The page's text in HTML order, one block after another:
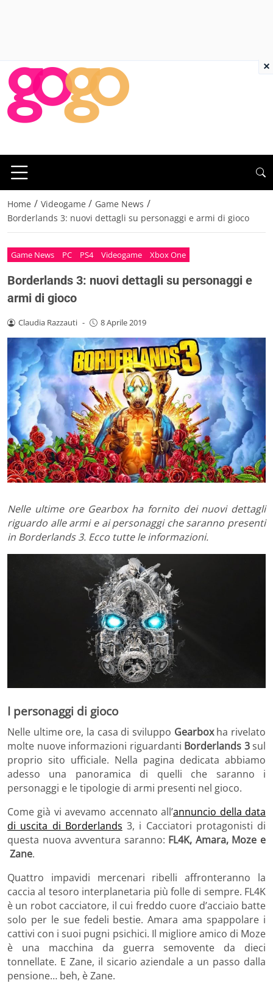
Home / Videogame / Game News /
Borderlands 3: nuovi dettagli su personaggi e armi di gioco
Game News PC PS4 Videogame Xbox One
Borderlands 3: nuovi dettagli su personaggi e
armi di gioco
Claudia Razzauti - 8 Aprile 2019
Nelle ultime ore Gearbox ha fornito dei nuovi dettagli
riguardo alle armi e ai personaggi che saranno presenti
in Borderlands 3. Ecco tutte le informazioni.
I personaggi di gioco
Nelle ultime ore, la casa di sviluppo Gearboxha rivelato
molte nuove informazioni riguardanti Borderlands 3sul
proprio sito ufficiale. Nella pagina dedicata abbiamo
adesso una panoramica di quelli che saranno i
personaggi e le tipologie di armi presenti nel gioco.
Come già vi avevamo accennato all’annuncio della data
di uscita di Borderlands 3, i Cacciatori protagonisti di
questa nuova avventura saranno: FL4K, Amara, Moze e
Zane.
Quattro impavidi mercenari ribelli affronteranno la
caccia al tesoro interplanetaria più folle di sempre. FL4K
è un robot cacciatore, il cui freddo cuore d’acciaio batte
solo per le sue fedeli bestie. Amara ama spappolare i
cattivi con i suoi pugni psichici. Il migliore amico di Moze
è una macchina da guerra semovente da dieci
tonnellate. E Zane, il sicario aziendale a un passo dalla
pensione… beh, è Zane.
×